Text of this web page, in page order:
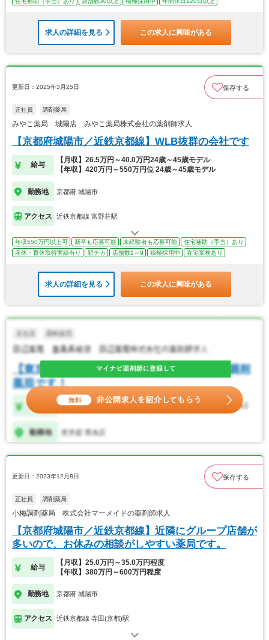
求人の詳細を見る この求人に興味がある
更新日：2025年3月25日 保存する
正社員 調剤薬局
みやこ薬局 城陽店 みやこ薬局株式会社の薬剤師求人
【京都府城陽市／近鉄京都線】WLB抜群の会社です
給与
【月収】26.5万円～40.0万円24歳～45歳モデル
【年収】420万円～550万円位 24歳～45歳モデル
勤務地 京都府 城陽市
アクセス 近鉄京都線 富野荘駅
年収550万円以上可 新卒も応募可能 未経験者も応募可能
住宅補助（手当）あり
産休・育休取得実績有り
駅チカ 店舗数1～9 積極採用中 在宅業務あり
求人の詳細を見る この求人に興味がある
更新日：2023年12月8日 保存する
正社員 調剤薬局
小梅調剤薬局 株式会社マーメイドの薬剤師求人
【京都府城陽市／近鉄京都線】近隣にグループ店舗が
多いので、お休みの相談がしやすい薬局です。
給与
【月収】25.0万円～35.0万円程度
【年収】380万円～600万円程度
勤務地 京都府 城陽市
アクセス 近鉄京都線 寺田(京都)駅